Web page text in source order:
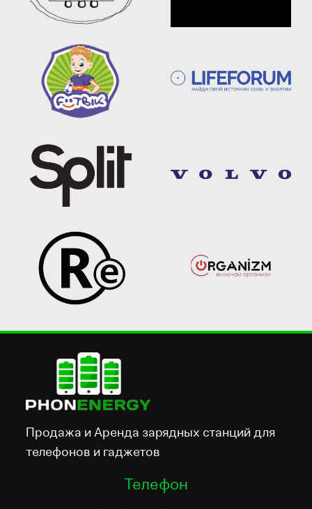
Продажа и Аренда зарядных станций для
телефонов и гаджетов
Телефон